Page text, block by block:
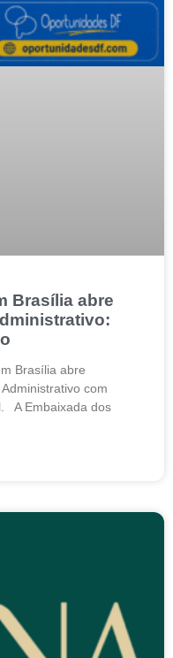
Brasília abre
Brasília abre
com
A Embaixada dos